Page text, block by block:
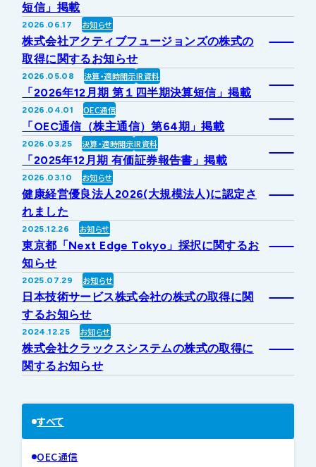
事業所・アクセス
グループ会社について
協業・パートナー募集
採用情報
下水道
ソフトウェア開発
その他事業
新しい取り組み
株式・株主情報
IRニュース
IRライブラリー
IRカレンダー
個人投資家の皆様へ
IR方針・免責事項
For Overseas
採用情報
協業・パートナー募集
公式 広報
短信」掲載
2026.06.17 お知らせ
株式会社アクティブフュージョンズの株式の
取得に関するお知らせ
2026.05.08 決算・適時開示IR資料
「2026年12月期 第１四半期決算短信」掲載
2026.04.01 OEC通信
「OEC通信（株主通信）第64期」掲載
2026.03.25 決算・適時開示IR資料
「2025年12月期 有価証券報告書」掲載
2026.03.10 お知らせ
健康経営優良法人2026(大規模法人)に認定さ
れました
2025.12.26 お知らせ
東京都「Next Edge Tokyo」採択に関するお
知らせ
2025.07.29 お知らせ
日本技術サービス株式会社の株式の取得に関
するお知らせ
2024.12.25 お知らせ
株式会社クラックスシステムの株式の取得に
関するお知らせ
すべて
OEC通信